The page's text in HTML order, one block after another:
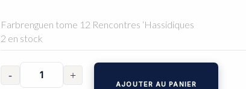
Farbrenguen tome 12 Rencontres ‘Hassidiques
2 en stock
AJOUTER AU PANIER